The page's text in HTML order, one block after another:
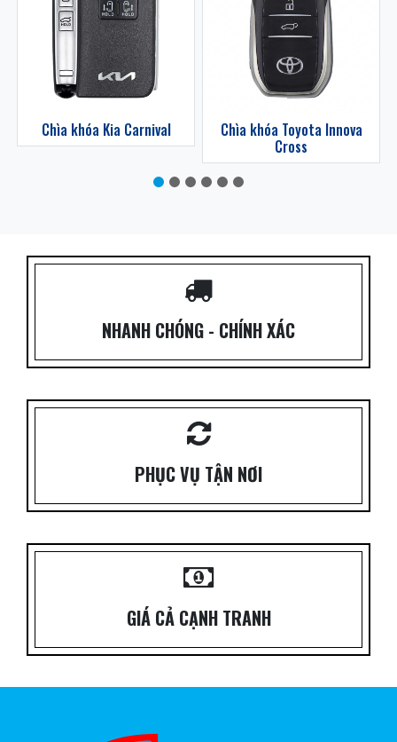
Chìa khóa Kia Carnival Chìa khóa Toyota Innova
Cross
NHANH CHÓNG - CHÍNH XÁC
PHỤC VỤ TẬN NƠI
GIÁ CẢ CẠNH TRANH